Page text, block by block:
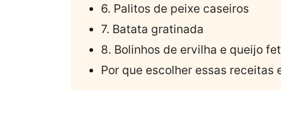
6. Palitos de peixe caseiros
7. Batata gratinada
8. Bolinhos de ervilha e queijo
Por que escolher essas receitas